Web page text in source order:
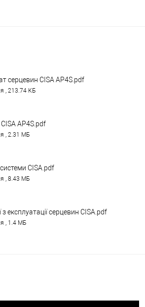
серцевин CISA AP4S.pdf
, 213.74 КБ
AP4S.pdf
, 2.31 МБ
CISA.pdf
, 8.43 МБ
з експлуатації серцевин CISA.pdf
, 1.4 МБ